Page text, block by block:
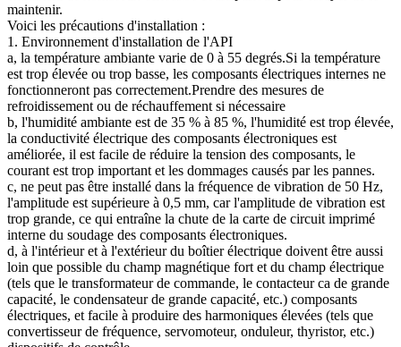
maintenir.
Voici les précautions d'installation :
1. Environnement d'installation de l'API
a, la température ambiante varie de 0 à 55 degrés.Si la température
est trop élevée ou trop basse, les composants électriques internes ne
fonctionneront pas correctement.Prendre des mesures de
refroidissement ou de réchauffement si nécessaire
b, l'humidité ambiante est de 35 % à 85 %, l'humidité est trop élevée,
la conductivité électrique des composants électroniques est
améliorée, il est facile de réduire la tension des composants, le
courant est trop important et les dommages causés par les pannes.
c, ne peut pas être installé dans la fréquence de vibration de 50 Hz,
l'amplitude est supérieure à 0,5 mm, car l'amplitude de vibration est
trop grande, ce qui entraîne la chute de la carte de circuit imprimé
interne du soudage des composants électroniques.
d, à l'intérieur et à l'extérieur du boîtier électrique doivent être aussi
loin que possible du champ magnétique fort et du champ électrique
(tels que le transformateur de commande, le contacteur ca de grande
capacité, le condensateur de grande capacité, etc.) composants
électriques, et facile à produire des harmoniques élevées (tels que
convertisseur de fréquence, servomoteur, onduleur, thyristor, etc.)